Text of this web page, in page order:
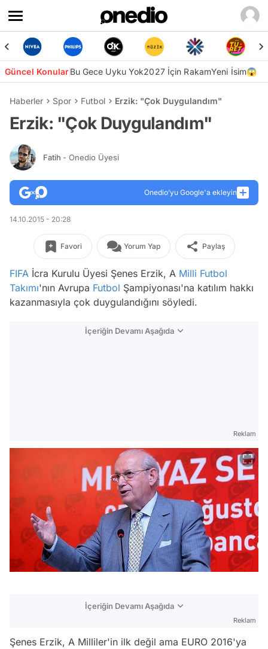
Güncel KonularBu Gece Uyku Yok2027 İçin RakamYeni İsim😱
Haberler Spor Futbol Erzik: "Çok Duygulandım"
Erzik: "Çok Duygulandım"
Fatih - Onedio Üyesi
Onedio’yu Google'a ekleyin
14.10.2015 - 20:28
Favori Yorum Yap Paylaş
FIFA İcra Kurulu Üyesi Şenes Erzik, A Milli Futbol
Takımı'nın Avrupa Futbol Şampiyonası'na katılım hakkı
kazanmasıyla çok duygulandığını söyledi.
İçeriğin Devamı Aşağıda
Reklam
İçeriğin Devamı Aşağıda
Reklam
Şenes Erzik, A Milliler'in ilk değil ama EURO 2016'ya